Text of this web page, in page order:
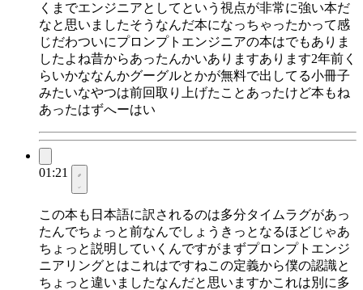
くまでエンジニアとしてという視点が非常に強い本だ
なと思いましたそうなんだ本になっちゃったかって感
じだわついにプロンプトエンジニアの本はでもありま
したよね昔からあったんかいありますあります2年前く
らいかななんかグーグルとかが無料で出してる小冊子
みたいなやつは前回取り上げたことあったけど本もね
あったはずへーはい
01:21
この本も日本語に訳されるのは多分タイムラグがあっ
たんでちょっと前なんでしょうきっとなるほどじゃあ
ちょっと説明していくんですがまずプロンプトエンジ
ニアリングとはこれはですねこの定義から僕の認識と
ちょっと違いましたなんだと思いますかこれは別に多